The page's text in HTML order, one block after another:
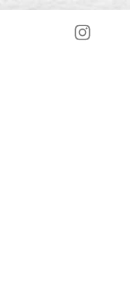
vom Autor
allein beim